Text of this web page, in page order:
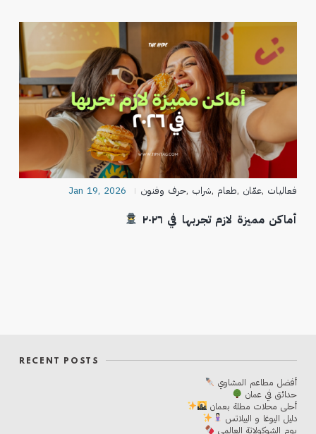
Jan 19, 2026 حرف وفنون, شراب, طعام, عمّان, فعاليات
أماكن مميزة لازم تجربها في ٢٠٢٦
RECENT POSTS
أفضل مطاعم المشاوي
حدائق في عمان
أحلی محلات مطلة بعمان
دليل اليوغا و البيلاتس
يوم الشوكولاتة العالمي